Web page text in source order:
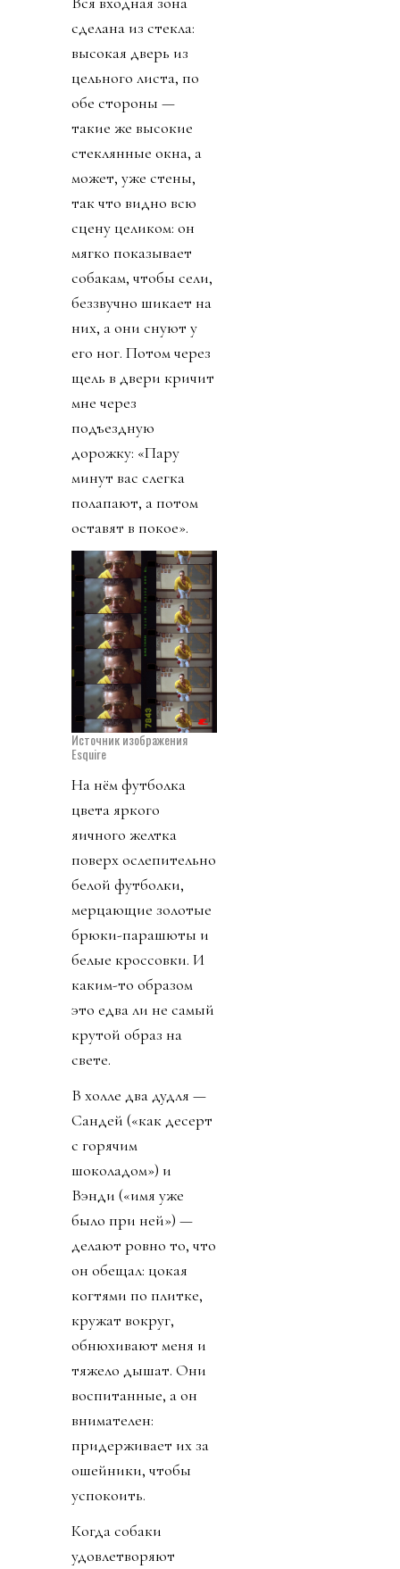
сделана из стекла:
высокая дверь из
цельного листа, по
обе стороны —
такие же высокие
стеклянные окна, а
может, уже стены,
так что видно всю
сцену целиком: он
мягко показывает
собакам, чтобы сели,
беззвучно шикает на
них, а они снуют у
его ног. Потом через
щель в двери кричит
мне через
подъездную
дорожку: «Пару
минут вас слегка
полапают, а потом
оставят в покое».
Источник изображения
Esquire
На нём футболка
цвета яркого
яичного желтка
поверх ослепительно
белой футболки,
мерцающие золотые
брюки-парашюты и
белые кроссовки. И
каким-то образом
это едва ли не самый
крутой образ на
свете.
В холле два дудля —
Сандей («как десерт
с горячим
шоколадом») и
Вэнди («имя уже
было при ней») —
делают ровно то, что
он обещал: цокая
когтями по плитке,
кружат вокруг,
обнюхивают меня и
тяжело дышат. Они
воспитанные, а он
внимателен:
придерживает их за
ошейники, чтобы
успокоить.
Когда собаки
удовлетворяют